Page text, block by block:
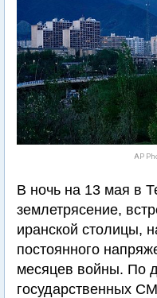
AP
В ночь на 13 мая в
землетрясение,
иранской столицы,
постоянного
месяцев войны. По
государственных